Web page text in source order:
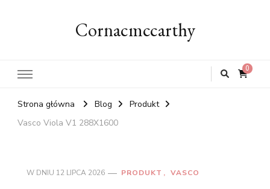
Cornacmccarthy
0
Strona główna Blog
Produkt
Vasco Viola V1 288X1600
W DNIU 12 LIPCA 2026 PRODUKT VASCO